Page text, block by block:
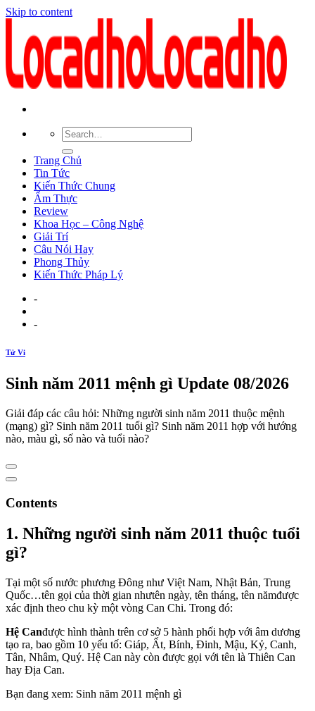
Skip to content
Trang Chủ
Tin Tức
Kiến Thức Chung
Ẩm Thực
Review
Khoa Học – Công Nghệ
Giải Trí
Câu Nói Hay
Phong Thủy
Kiến Thức Pháp Lý
-
-
Tử Vi
Sinh năm 2011 mệnh gì Update 08/2026
Giải đáp các câu hỏi: Những người sinh năm 2011 thuộc mệnh
(mạng) gì? Sinh năm 2011 tuổi gì? Sinh năm 2011 hợp với hướng
nào, màu gì, số nào và tuổi nào?
Contents
1. Những người sinh năm 2011 thuộc tuổi
gì?
Tại một số nước phương Đông như Việt Nam, Nhật Bản, Trung
Quốc…tên gọi của thời gian nhưtên ngày, tên tháng, tên nămđược
xác định theo chu kỳ một vòng Can Chi. Trong đó:
Hệ Canđược hình thành trên cơ sở 5 hành phối hợp với âm dương
tạo ra, bao gồm 10 yếu tố: Giáp, Ất, Bính, Đinh, Mậu, Kỷ, Canh,
Tân, Nhâm, Quý. Hệ Can này còn được gọi với tên là Thiên Can
hay Địa Can.
Bạn đang xem: Sinh năm 2011 mệnh gì